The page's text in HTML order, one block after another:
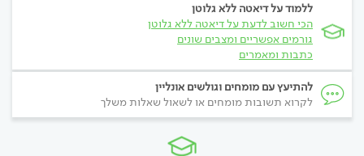
ללמוד על דיאטה ללא גלוטן
הכי חשוב לדעת על דיאטה ללא גלוטן
גורמים אפשריים ומצבים שונים
כתבות ומאמרים
להתיעץ עם מומחים וגולשים אונליין
לקרוא תשובות מומחים או לשאול שאלות משלך